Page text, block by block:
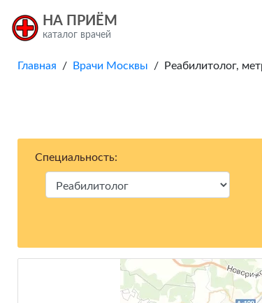
НА ПРИЁМ
каталог врачей
Главная / Врачи Москвы / Реабилитолог,
Специальность: